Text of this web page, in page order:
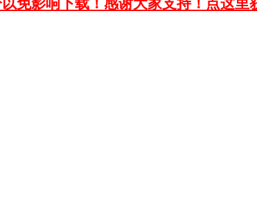
免影响下载！感谢大家支持！点这里